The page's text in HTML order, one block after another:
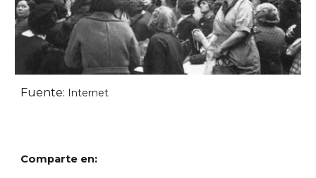
Fuente: Internet
Comparte en: